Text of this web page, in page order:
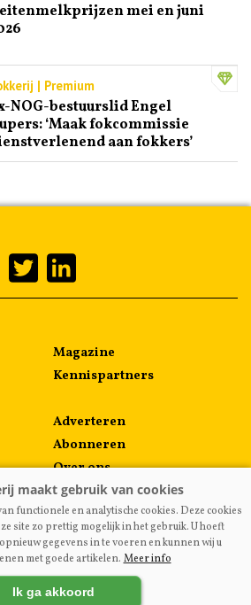
mei en juni
| Premium
NOG-bestuurslid Engel
‘Maak fokcommissie
aan fokkers’
Magazine
Kennispartners
Adverteren
Abonneren
Over ons
Contact
DISCLAIMER
functionele en analytische cookies. Deze cookies
site zo prettig mogelijk in het gebruik. U hoeft
gegevens in te voeren en kunnen wij u
met goede artikelen. Meer info
Ik ga akkoord